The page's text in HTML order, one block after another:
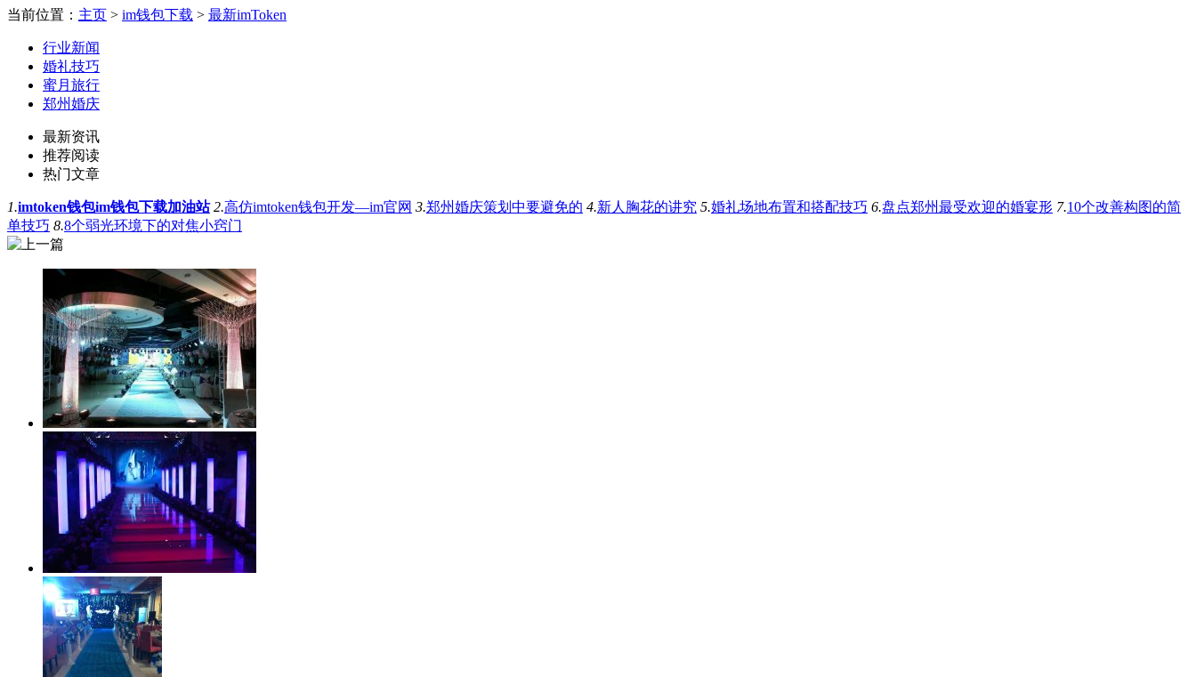
当前位置： 主页 > im钱包下载 > 最新imToken
行业新闻
婚礼技巧
蜜月旅行
郑州婚庆
最新资讯
推荐阅读
热门文章
1.imtoken钱包im钱包下载加油站 2.高仿imtoken钱包开发—im官网 3.郑州婚庆策划中要避免的 4.新人胸花的讲究 5.婚礼场地布置和搭配技巧 6.盘点郑州最受欢迎的婚宴形 7.10个改善构图的简
单技巧 8.8个弱光环境下的对焦小窍门